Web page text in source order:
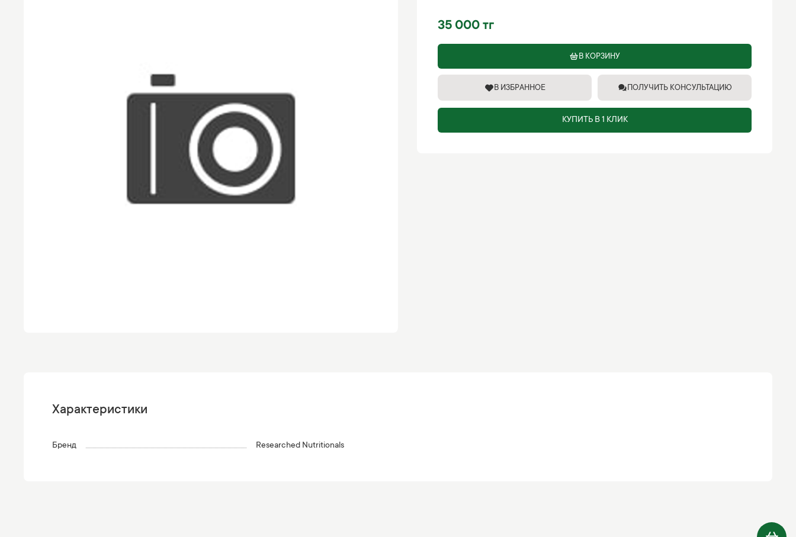
35 000 тг
В КОРЗИНУ
В ИЗБРАННОЕ ПОЛУЧИТЬ КОНСУЛЬТАЦИЮ
КУПИТЬ В 1 КЛИК
Характеристики
Бренд Researched Nutritionals